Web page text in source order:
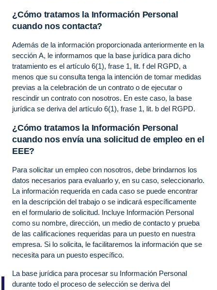
¿Cómo tratamos la Información Personal
cuando nos contacta?
Además de la información proporcionada anteriormente en la
sección A, le informamos que la base jurídica para dicho
tratamiento es el artículo 6(1), frase 1, lit. f del RGPD, a
menos que su consulta tenga la intención de tomar medidas
previas a la celebración de un contrato o de ejecutar o
rescindir un contrato con nosotros. En este caso, la base
jurídica se deriva del artículo 6(1), frase 1, lit. b del RGPD.
¿Cómo tratamos la Información Personal
cuando nos envía una solicitud de empleo en el
EEE?
Para solicitar un empleo con nosotros, debe brindarnos los
datos necesarios para evaluarlo y, en su caso, seleccionarlo.
La información requerida en cada caso se puede encontrar
en la descripción del trabajo o se indicará específicamente
en el formulario de solicitud. Incluye Información Personal
como su nombre, dirección, un medio de contacto y prueba
de las calificaciones requeridas para un puesto en nuestra
empresa. Si lo solicita, le facilitaremos la información que se
necesita para un puesto específico.
La base jurídica para procesar su Información Personal
durante todo el proceso de selección se deriva del